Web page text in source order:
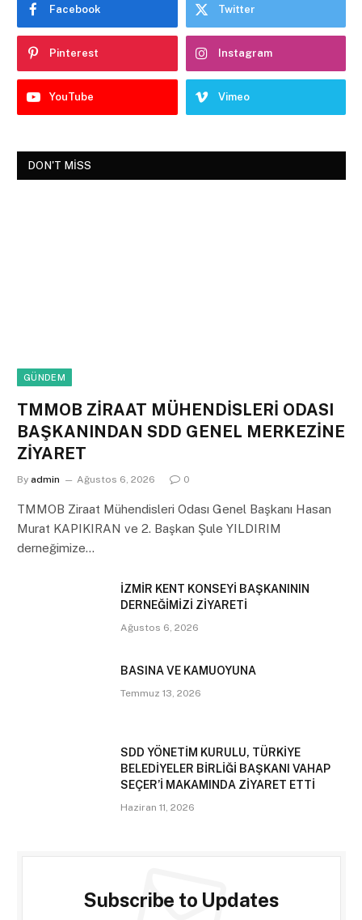
Facebook Twitter
Pinterest Instagram
YouTube Vimeo
DON'T MISS
GÜNDEM
TMMOB ZİRAAT MÜHENDİSLERİ ODASI
BAŞKANINDAN SDD GENEL MERKEZİNE
ZİYARET
By admin Ağustos 6, 2026 0
TMMOB Ziraat Mühendisleri Odası Genel Başkanı Hasan
Murat KAPIKIRAN ve 2. Başkan Şule YILDIRIM
derneğimize…
İZMİR KENT KONSEYİ BAŞKANININ
DERNEĞİMİZİ ZİYARETİ
Ağustos 6, 2026
BASINA VE KAMUOYUNA
Temmuz 13, 2026
SDD YÖNETİM KURULU, TÜRKİYE
BELEDİYELER BİRLİĞİ BAŞKANI VAHAP
SEÇER’İ MAKAMINDA ZİYARET ETTİ
Haziran 11, 2026
Subscribe to Updates